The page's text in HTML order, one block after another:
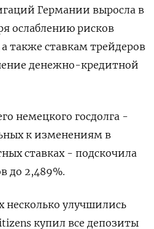
Германии выросла в
ослаблению рисков
также ставкам трейдеров
денежно-кредитной
немецкого госдолга -
к изменениям в
ставках - подскочила
до 2,489%.
несколько улучшились
купил все депозиты